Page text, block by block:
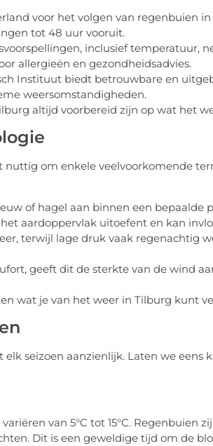
voor het volgen van regenbuien
tot 48 uur vooruit.
inclusief temperatuur,
allergieën en gezondheidsadvies.
Instituut biedt betrouwbare en
weersomstandigheden.
altijd voorbereid zijn op wat het
om enkele veelvoorkomende
of hagel aan binnen een bepaalde
aardoppervlak uitoefent en kan
terwijl lage druk vaak regenachtig
geeft dit de sterkte van de wind
wat je van het weer in Tilburg kunt
seizoen aanzienlijk. Laten we eens
van 5°C tot 15°C. Regenbuien
Dit is een geweldige tijd om de